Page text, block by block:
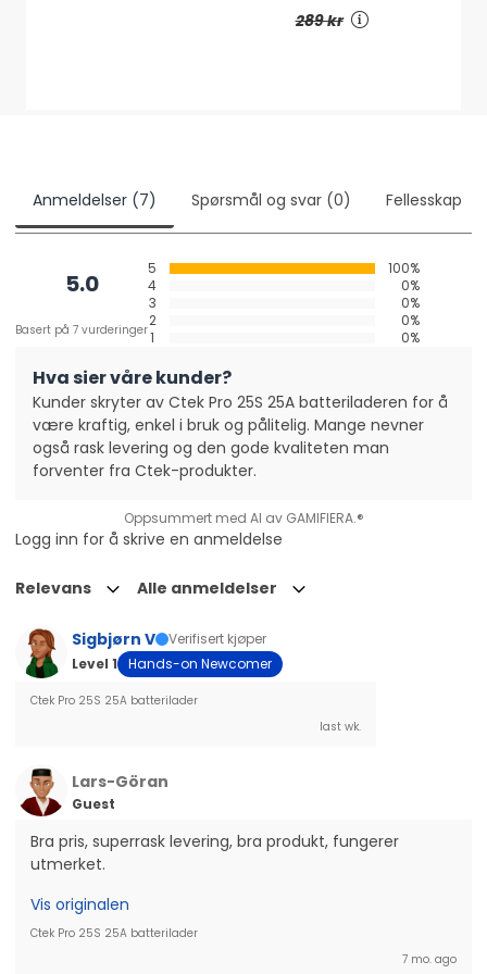
289 kr
Anmeldelser (7) Spørsmål og svar (0) Fellesskap
5.0
Basert på 7 vurderinger
5
100%
4
0%
3
0%
2
0%
1
0%
Hva sier våre kunder?
Kunder skryter av Ctek Pro 25S 25A batteriladeren for å
være kraftig, enkel i bruk og pålitelig. Mange nevner
også rask levering og den gode kvaliteten man
forventer fra Ctek-produkter.
Oppsummert med AI av GAMIFIERA.®
Logg inn for å skrive en anmeldelse
Relevans Alle anmeldelser
Sigbjørn V
Verifisert kjøper
Level 1
Hands-on Newcomer
Ctek Pro 25S 25A batterilader
last wk.
Lars-Göran
Guest
Bra pris, superrask levering, bra produkt, fungerer
utmerket.
Vis originalen
Ctek Pro 25S 25A batterilader
7 mo. ago